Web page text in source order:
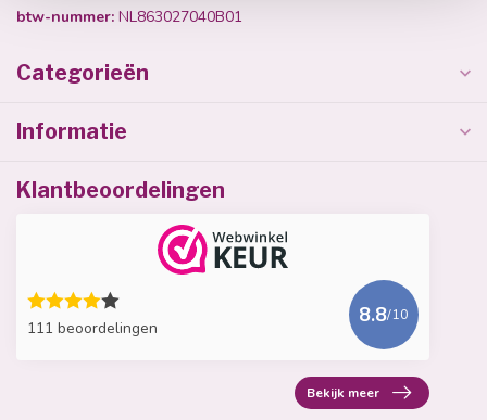
btw-nummer: NL863027040B01
Categorieën
Informatie
Klantbeoordelingen
111 beoordelingen
8.8/10
Bekijk meer